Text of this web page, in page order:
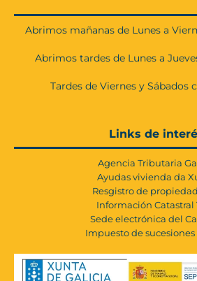
Abrimos mañanas de Lunes a
Abrimos tardes de Lunes a
Tardes de Viernes y Sábados
Links de
Agencia Tributaria
Ayudas vivienda da
Resgistro de
Información Catastral
Sede electrónica del
Impuesto de sucesiones